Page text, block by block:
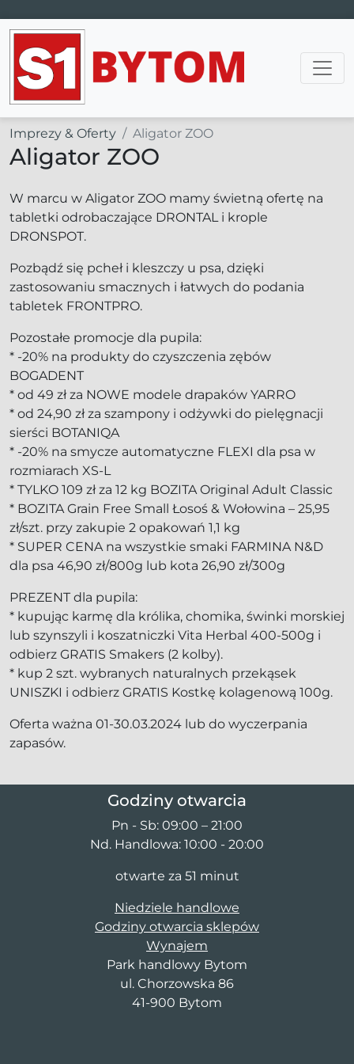
Main Navigation
Imprezy & Oferty Aligator ZOO
Aligator ZOO
W marcu w Aligator ZOO mamy świetną ofertę na
tabletki odrobaczające DRONTAL i krople
DRONSPOT.
Pozbądź się pcheł i kleszczy u psa, dzięki
zastosowaniu smacznych i łatwych do podania
tabletek FRONTPRO.
Pozostałe promocje dla pupila:
* -20% na produkty do czyszczenia zębów
BOGADENT
* od 49 zł za NOWE modele drapaków YARRO
* od 24,90 zł za szampony i odżywki do pielęgnacji
sierści BOTANIQA
* -20% na smycze automatyczne FLEXI dla psa w
rozmiarach XS-L
* TYLKO 109 zł za 12 kg BOZITA Original Adult Classic
* BOZITA Grain Free Small Łosoś & Wołowina – 25,95
zł/szt. przy zakupie 2 opakowań 1,1 kg
* SUPER CENA na wszystkie smaki FARMINA N&D
dla psa 46,90 zł/800g lub kota 26,90 zł/300g
PREZENT dla pupila:
* kupując karmę dla królika, chomika, świnki morskiej
lub szynszyli i koszatniczki Vita Herbal 400-500g i
odbierz GRATIS Smakers (2 kolby).
* kup 2 szt. wybranych naturalnych przekąsek
UNISZKI i odbierz GRATIS Kostkę kolagenową 100g.
Oferta ważna 01-30.03.2024 lub do wyczerpania
zapasów.
Godziny otwarcia
Pn - Sb: 09:00 – 21:00
Nd. Handlowa: 10:00 - 20:00
otwarte za 51 minut
Niedziele handlowe
Godziny otwarcia sklepów
Wynajem
Park handlowy Bytom
ul. Chorzowska 86
41-900 Bytom